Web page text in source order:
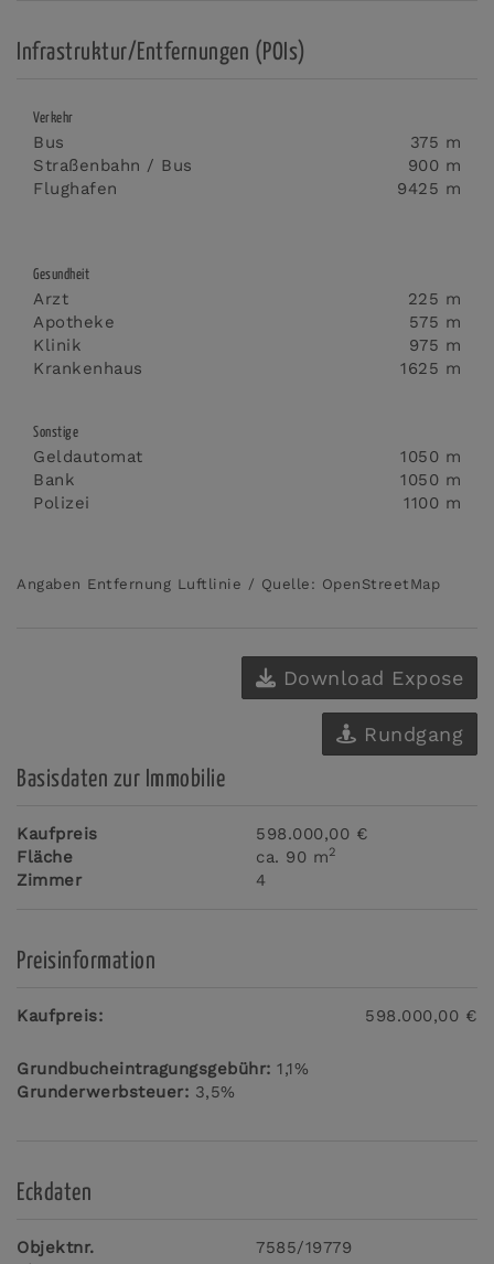
Infrastruktur/Entfernungen (POIs)
Verkehr
Bus
375 m
Straßenbahn / Bus
900 m
Flughafen
9425 m
Gesundheit
Arzt
225 m
Apotheke
575 m
Klinik
975 m
Krankenhaus
1625 m
Sonstige
Geldautomat
1050 m
Bank
1050 m
Polizei
1100 m
Angaben Entfernung Luftlinie / Quelle: OpenStreetMap
Download Expose
Rundgang
Basisdaten zur Immobilie
Kaufpreis
598.000,00 €
Fläche
ca. 90 m2
Zimmer 4
Preisinformation
Kaufpreis: 598.000,00 €
Grundbucheintragungsgebühr: 1,1%
Grunderwerbsteuer: 3,5%
Eckdaten
Objektnr.
7585/19779